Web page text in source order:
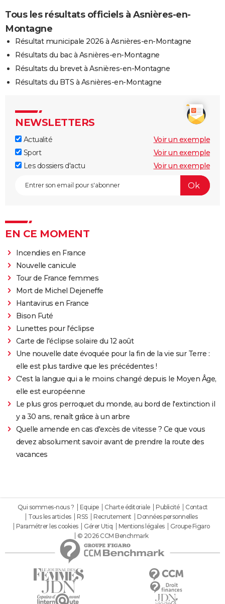
Tous les résultats officiels à Asnières-en-
Montagne
Résultat municipale 2026 à Asnières-en-Montagne
Résultats du bac à Asnières-en-Montagne
Résultats du brevet à Asnières-en-Montagne
Résultats du BTS à Asnières-en-Montagne
NEWSLETTERS
Actualité
Voir un exemple
Sport
Voir un exemple
Les dossiers d'actu
Voir un exemple
EN CE MOMENT
Incendies en France
Nouvelle canicule
Tour de France femmes
Mort de Michel Dejeneffe
Hantavirus en France
Bison Futé
Lunettes pour l'éclipse
Carte de l'éclipse solaire du 12 août
Une nouvelle date évoquée pour la fin de la vie sur Terre :
elle est plus tardive que les précédentes !
C'est la langue qui a le moins changé depuis le Moyen Âge,
elle est européenne
Le plus gros perroquet du monde, au bord de l'extinction il
y a 30 ans, renaît grâce à un arbre
Quelle amende en cas d'excès de vitesse ? Ce que vous
devez absolument savoir avant de prendre la route des
vacances
Qui sommes-nous ? Equipe Charte éditoriale Publicité
Contact
Tous les articles
RSS Recrutement
Données personnelles
Paramétrer les cookies
Gérer Utiq Mentions légales
Groupe Figaro
© 2026 CCM Benchmark